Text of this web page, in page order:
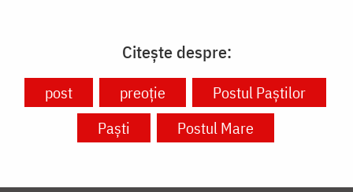
Citește despre:
post preoție
Postul Paștilor
Paști
Postul Mare